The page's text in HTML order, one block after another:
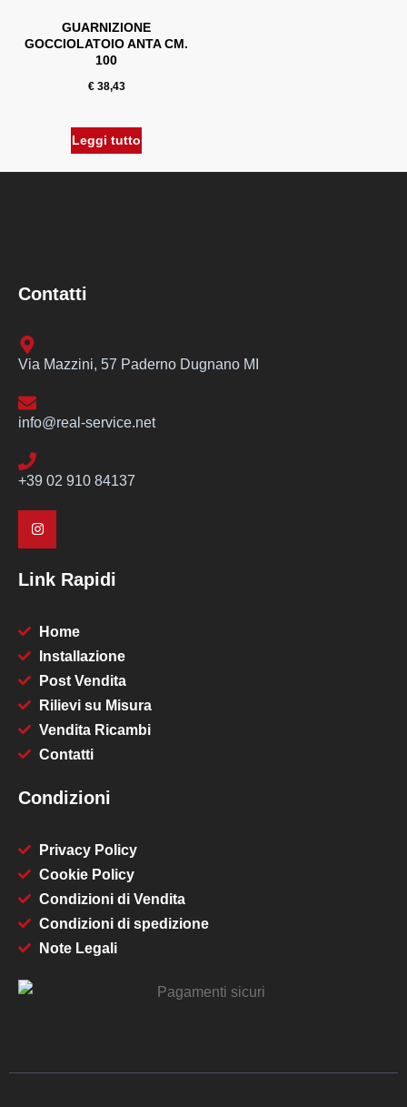
GUARNIZIONE
GOCCIOLATOIO ANTA CM.
100
€38,43
Leggi tutto
Contatti
Via Mazzini, 57 Paderno Dugnano MI
info@real-service.net
+39 02 910 84137
Link Rapidi
Home
Installazione
Post Vendita
Rilievi su Misura
Vendita Ricambi
Contatti
Condizioni
Privacy Policy
Cookie Policy
Condizioni di Vendita
Condizioni di spedizione
Note Legali